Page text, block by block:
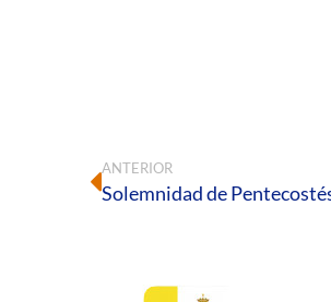
ANTERIOR
Solemnidad de